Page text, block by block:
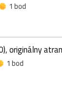
1 bod
originálny
1 bod